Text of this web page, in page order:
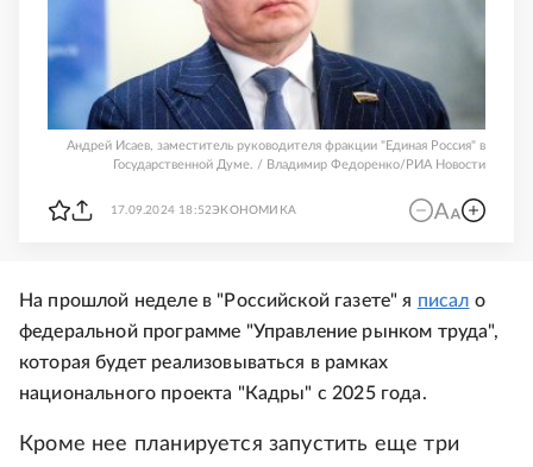
Андрей Исаев, заместитель руководителя фракции "Единая Россия" в
Государственной Думе. / Владимир Федоренко/РИА Новости
17.09.2024 18:52ЭКОНОМИКА
На прошлой неделе в "Российской газете" я писал о
федеральной программе "Управление рынком труда",
которая будет реализовываться в рамках
национального проекта "Кадры" с 2025 года.
Кроме нее планируется запустить еще три